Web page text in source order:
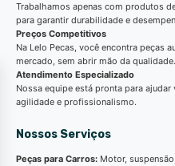
Trabalhamos apenas com produtos
para garantir durabilidade e
Preços Competitivos
Na Lelo Pecas, você encontra peças
mercado, sem abrir mão da qualidade.
Atendimento Especializado
Nossa equipe está pronta para
agilidade e profissionalismo.
Nossos Serviços
Peças para Carros: Motor,